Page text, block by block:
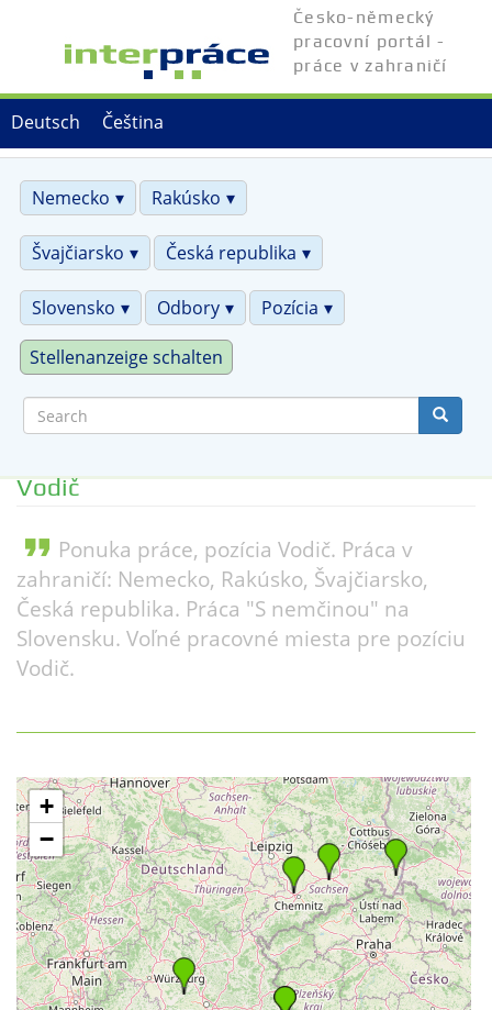
Čeština
Deutsch
Česko-německý
pracovní portál -
práce v zahraničí
Nemecko Rakúsko
Švajčiarsko Česká republika
Slovensko Odbory Pozícia
Stellenanzeige schalten
Vodič
format_quote Ponuka práce, pozícia Vodič. Práca v
zahraničí: Nemecko, Rakúsko, Švajčiarsko,
Česká republika. Práca "S nemčinou" na
Slovensku. Voľné pracovné miesta pre pozíciu
Vodič.
+
−